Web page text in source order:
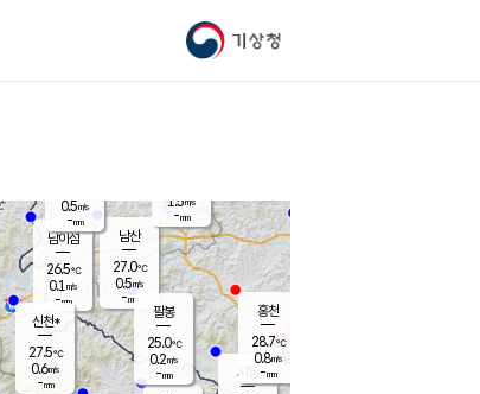
기상청
남이섬
26.5℃
0.1 m/s
-mm
남산
27.0℃
0.5m/s
-mm
팔봉
25.0℃
0.2m/s
-mm
0.5m/s
-mm
신천*
27.5℃
0.6m/s
-mm
시동
홍천
28.7℃
0.8m/s
-mm
1.5m/s
-mm